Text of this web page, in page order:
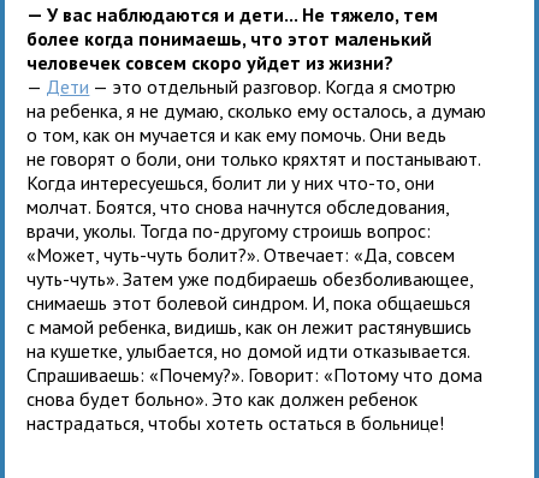
— У вас наблюдаются и дети... Не тяжело, тем
более когда понимаешь, что этот маленький
человечек совсем скоро уйдет из жизни?
— Дети — это отдельный разговор. Когда я смотрю
на ребенка, я не думаю, сколько ему осталось, а думаю
о том, как он мучается и как ему помочь. Они ведь
не говорят о боли, они только кряхтят и постанывают.
Когда интересуешься, болит ли у них что-то, они
молчат. Боятся, что снова начнутся обследования,
врачи, уколы. Тогда по-другому строишь вопрос:
«Может, чуть-чуть болит?». Отвечает: «Да, совсем
чуть-чуть». Затем уже подбираешь обезболивающее,
снимаешь этот болевой синдром. И, пока общаешься
с мамой ребенка, видишь, как он лежит растянувшись
на кушетке, улыбается, но домой идти отказывается.
Спрашиваешь: «Почему?». Говорит: «Потому что дома
снова будет больно». Это как должен ребенок
настрадаться, чтобы хотеть остаться в больнице!